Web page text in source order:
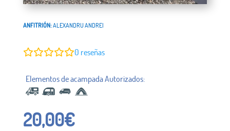
ANFITRIÓN:ALEXANDRU ANDREI
0 reseñas
20,00€